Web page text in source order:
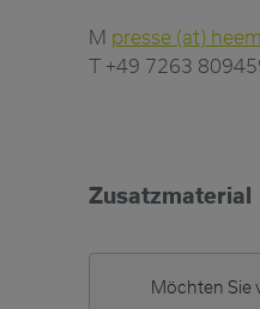
M presse (at)
T +49 7263
Zusatzmaterial
Möchten Sie